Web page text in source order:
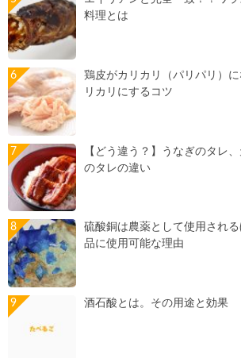
料理とは
鶏皮がカリカリ（パリパリ）
リカリにするコツ
【どう違う？】うなぎのタレ
のタレの違い
硫酸銅は農薬として使用され
品に使用可能な理由
酒石酸とは。その用途と効果